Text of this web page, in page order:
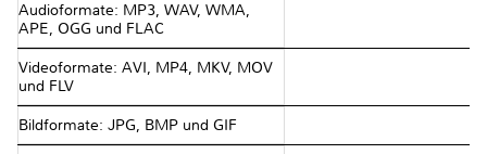
Audioformate: MP3, WAV, WMA,
APE, OGG und FLAC
Videoformate: AVI, MP4, MKV, MOV
und FLV
Bildformate: JPG, BMP und GIF